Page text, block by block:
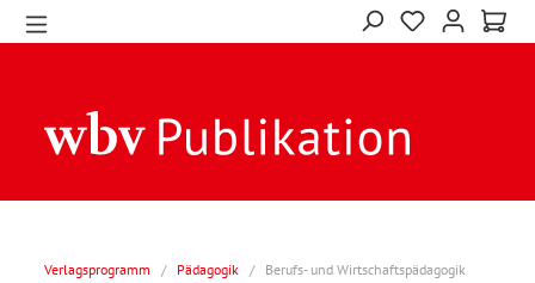
Verlagsprogramm / Pädagogik / Berufs- und Wirtschaftspädagogik